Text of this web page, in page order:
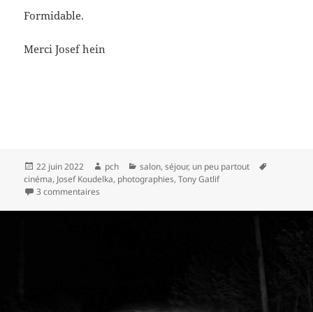
Formidable.
Merci Josef hein
Publié
le
22 juin 2022 Auteur
pch Catégories
salon,séjour, un peu partout
cinéma, Josef Koudelka, photographies,Tony Gatlif
3 commentaires